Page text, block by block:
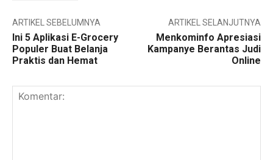
ARTIKEL SEBELUMNYA
Ini 5 Aplikasi E-Grocery
Populer Buat Belanja
Praktis dan Hemat
ARTIKEL SELANJUTNYA
Menkominfo Apresiasi
Kampanye Berantas Judi
Online